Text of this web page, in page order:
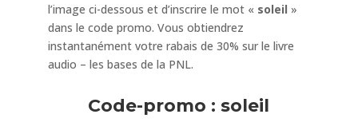
l’image ci-dessous et d’inscrire le mot « soleil »
dans le code promo. Vous obtiendrez
instantanément votre rabais de 30% sur le livre
audio – les bases de la PNL.
Code-promo : soleil